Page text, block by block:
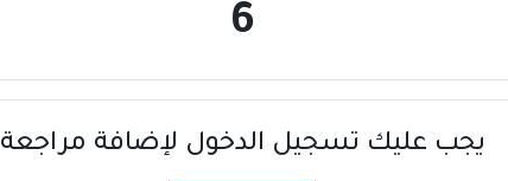
6
يجب عليك تسجيل الدخول لإضافة مراجعة